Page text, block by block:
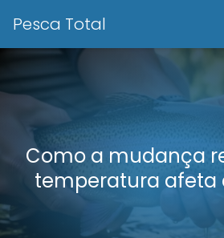
Pesca Total
Como a mudança
temperatura afeta